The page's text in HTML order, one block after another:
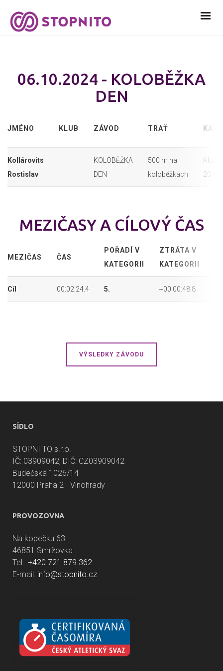
06.10.2024 - KOLOBĚŽKA
DEN
JMÉNO KLUB ZÁVOD TRAŤ
Kollárovits
Rostislav
KOLOBĚŽKA
DEN
500 m na
koloběžkách
Kluci
MEZIČASY A CÍLOVÝ ČAS
MEZIČAS ČAS
POŘADÍ V
KATEGORII
ZTRÁTA V
KATEGORII
Cíl 00:02:24.4 5. +00:00:48.8
VÝSLEDKY ZÁVODU
SÍDLO
STOPNI TO s.r.o.
IČ: 03909042, DIČ: CZ03909042
Budečská 1026/14
12000 Praha 2 - Vinohrady
PROVOZOVNA
Na kopečku 63
46851 Smržovka
Tel.: +420 721 879 362
E-mail: info@stopnito.cz